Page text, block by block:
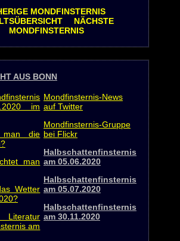
MONDFINSTERNIS
NÄCHSTE
MONDFINSTERNIS
AUS BONN
im
die
man
Wetter
Literatur
am
Mondfinsternis-News
auf Twitter
Mondfinsternis-Gruppe
bei Flickr
Halbschattenfinsternis
am 05.06.2020
Halbschattenfinsternis
am 05.07.2020
Halbschattenfinsternis
am 30.11.2020